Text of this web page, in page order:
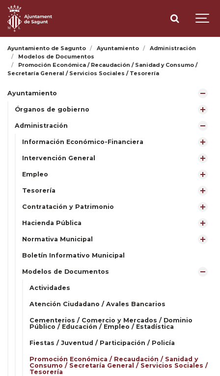
Ayuntamiento de Sagunto Ayuntamiento
Administración
Modelos de Documentos
Promoción Económica / Recaudación / Sanidad y Consumo /
Secretaría General / Servicios Sociales / Tesorería
Ayuntamiento
Órganos de gobierno
Administración
Información Económico-Financiera
Intervención General
Empleo
Tesorería
Contratación y Patrimonio
Hacienda Pública
Normativa Municipal
Boletín Informativo Municipal
Modelos de Documentos
Actividades
Atención Ciudadano / Avales Bancarios
Cementerios / Comercio y Mercados / Dominio
Público / Educación / Empleo / Estadística
Fiestas / Juventud / Participación / Policía
Promoción Económica / Recaudación / Sanidad y
Consumo / Secretaría General / Servicios Sociales /
Tesorería